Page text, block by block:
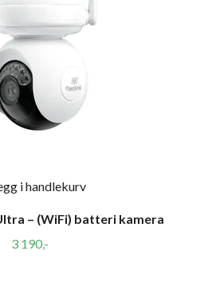
i handlekurv
– (WiFi) batteri kamera
3 190,-